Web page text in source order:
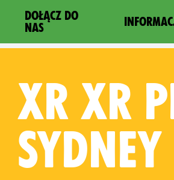
DOŁĄCZ DO
NAS
XR XR
SYDNEY